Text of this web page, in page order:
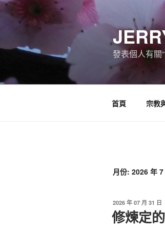
跳
發表個人有關
首頁 宗教
月份: 2026 年 7
發
佈
於
2026 年 07 月 31 日
修煉定